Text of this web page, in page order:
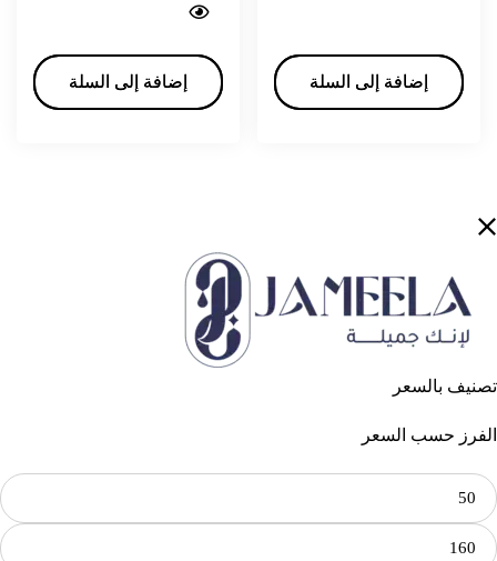
تصنيف بالسعر
الفرز حسب السعر
إضافة إلى السلة
إضافة إلى السلة إضافة إلى السلة
إضافة إلى السلة